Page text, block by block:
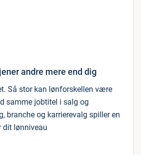
andre mere end dig
Så stor kan lønforskellen være
samme jobtitel i salg og
branche og karrierevalg spiller en
dit lønniveau